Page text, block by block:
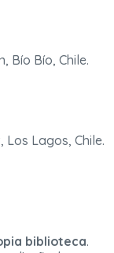
Bío Bío, Chile.
Los Lagos, Chile.
biblioteca.